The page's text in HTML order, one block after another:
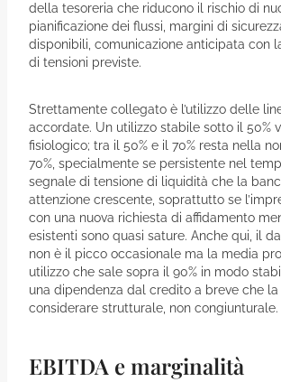
della tesoreria che riducono il rischio di
pianificazione dei flussi, margini di
disponibili, comunicazione anticipata con
di tensioni previste.
Strettamente collegato è l’utilizzo delle
accordate. Un utilizzo stabile sotto il 50%
fisiologico; tra il 50% e il 70% resta nella
70%, specialmente se persistente nel
segnale di tensione di liquidità che la
attenzione crescente, soprattutto se
con una nuova richiesta di affidamento
esistenti sono quasi sature. Anche qui, il
non è il picco occasionale ma la media
utilizzo che sale sopra il 90% in modo
una dipendenza dal credito a breve che
considerare strutturale, non congiunturale.
EBITDA e marginalità